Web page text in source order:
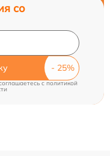
со
cполитикой